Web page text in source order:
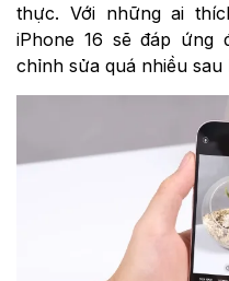
thực. Với những ai
iPhone 16 sẽ đáp ứng
chỉnh sửa quá nhiều sau